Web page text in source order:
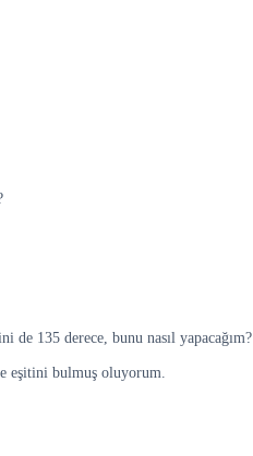
135 derece, bunu nasıl yapacağım?
eşitini bulmuş oluyorum.